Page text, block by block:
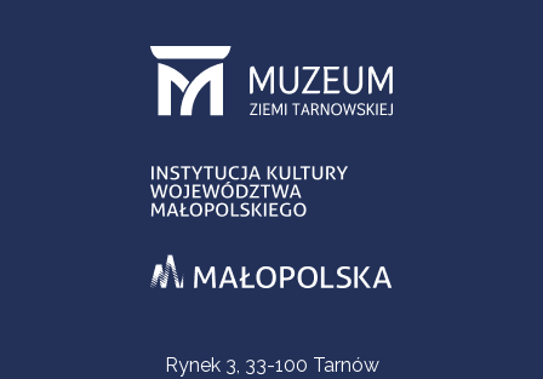
Informacje kontaktoweRynek 3, 33-100 Tarnów